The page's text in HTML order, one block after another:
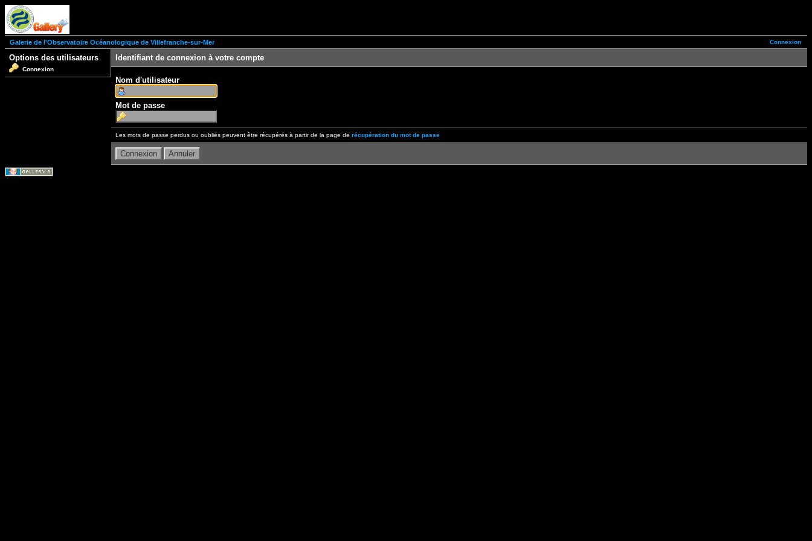
Connexion
Galerie de l'Observatoire Océanologique de Villefranche-sur-Mer
Options des utilisateurs
Connexion
Identifiant de connexion à votre compte
Nom d'utilisateur
Mot de passe
Les mots de passe perdus ou oubliés peuvent être récupérés à partir de la page de récupération du mot de passe